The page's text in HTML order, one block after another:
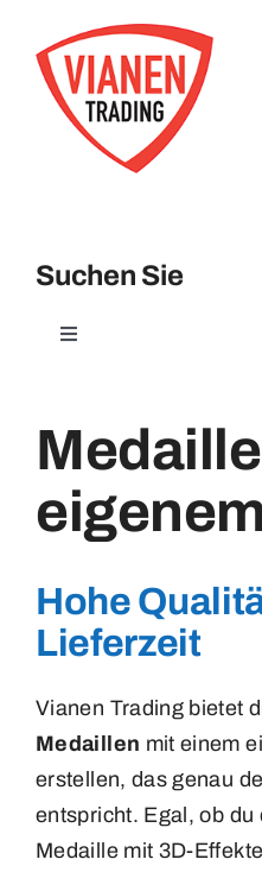
naar
inhoud
Buttons
Pins
Schlüsselanhänger
Magnete
Kontakt
Suchen Sie
Toggle
Broches
Carnaval
Emblemen
Insignes
Hohe
Lieferzeit
Vianen Trading bietet
Medaillen mit einem
erstellen, das genau
entspricht. Egal, ob
Medaille mit 3D-